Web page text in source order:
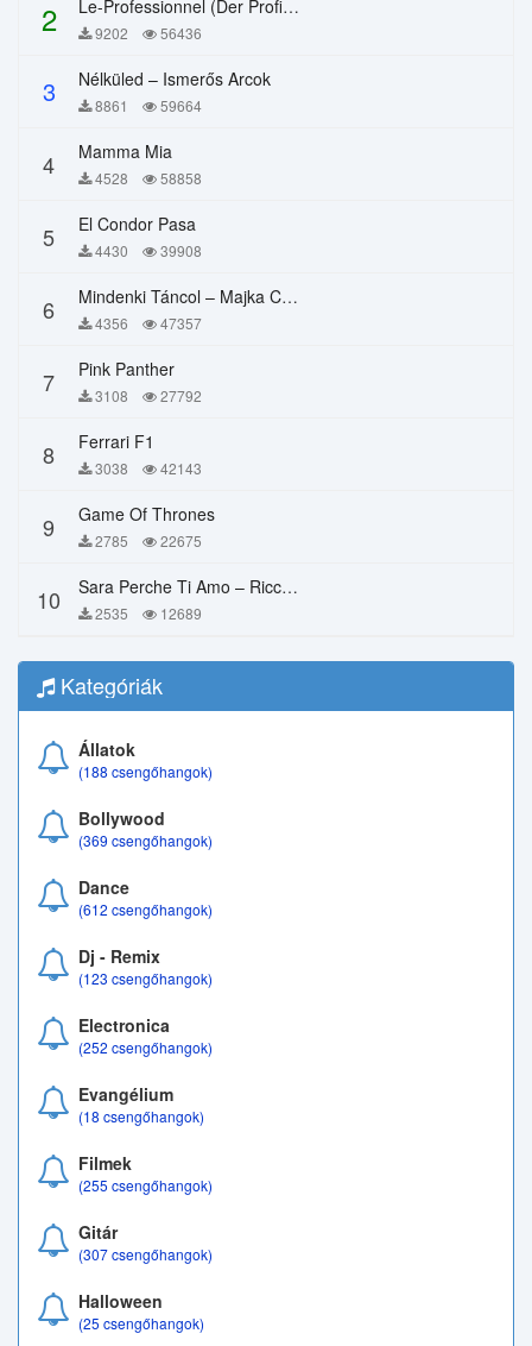
2 Le-Professionnel (Der Profi) – Chi Mai
9202 56436
3 Nélküled – Ismerős Arcok
8861 59664
4 Mamma Mia
4528 58858
5 El Condor Pasa
4430 39908
6 Mindenki Táncol – Majka Curtis, Péter Majoros
4356 47357
7 Pink Panther
3108 27792
8 Ferrari F1
3038 42143
9 Game Of Thrones
2785 22675
10 Sara Perche Ti Amo – Ricchi E Poveri
2535 12689
Kategóriák
Állatok
(188 csengőhangok)
Bollywood
(369 csengőhangok)
Dance
(612 csengőhangok)
Dj - Remix
(123 csengőhangok)
Electronica
(252 csengőhangok)
Evangélium
(18 csengőhangok)
Filmek
(255 csengőhangok)
Gitár
(307 csengőhangok)
Halloween
(25 csengőhangok)